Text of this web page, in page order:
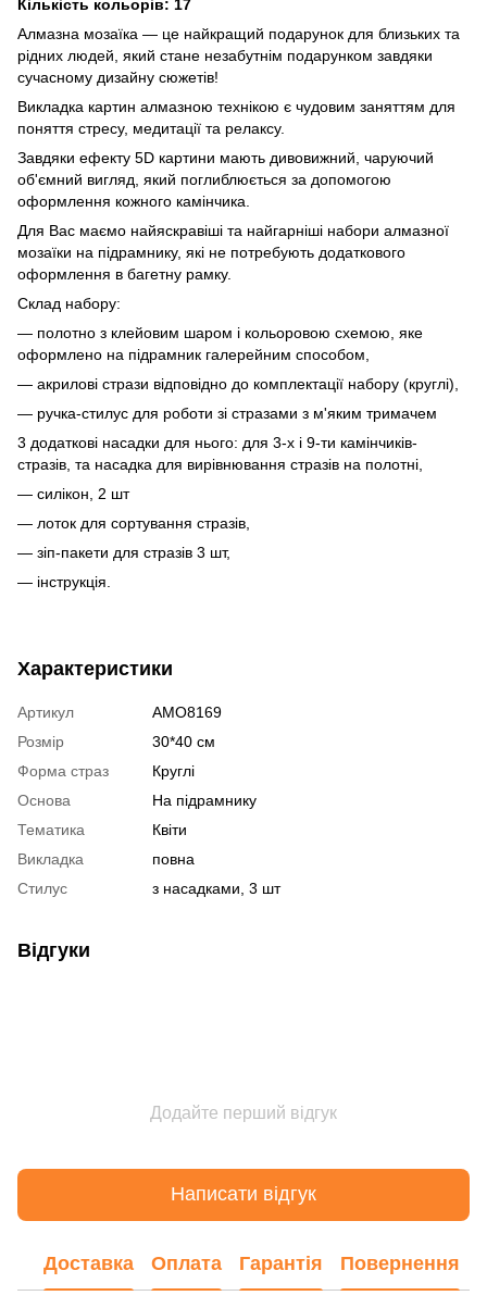
Кількість кольорів: 17
Алмазна мозаїка — це найкращий подарунок для близьких та
рідних людей, який стане незабутнім подарунком завдяки
сучасному дизайну сюжетів!
Викладка картин алмазною технікою є чудовим заняттям для
поняття стресу, медитації та релаксу.
Завдяки ефекту 5D картини мають дивовижний, чаруючий
об'ємний вигляд, який поглиблюється за допомогою
оформлення кожного камінчика.
Для Вас маємо найяскравіші та найгарніші набори алмазної
мозаїки на підрамнику, які не потребують додаткового
оформлення в багетну рамку.
Склад набору:
— полотно з клейовим шаром і кольоровою схемою, яке
оформлено на підрамник галерейним способом,
— акрилові стрази відповідно до комплектації набору (круглі),
— ручка-стилус для роботи зі стразами з м'яким тримачем
3 додаткові насадки для нього: для 3-х і 9-ти камінчиків-
стразів, та насадка для вирівнювання стразів на полотні,
— силікон, 2 шт
— лоток для сортування стразів,
— зіп-пакети для стразів 3 шт,
— інструкція.
Характеристики
Артикул
AMO8169
Розмір
30*40 см
Форма страз
Круглі
Основа
На підрамнику
Тематика
Квіти
Викладка
повна
Стилус
з насадками, 3 шт
Відгуки
Додайте перший відгук
Написати відгук
Доставка Оплата Гарантія Повернення